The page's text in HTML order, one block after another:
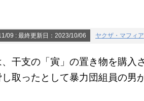
09 : 最終更新日：2023/10/06 ヤクザ・マフィア
干支の「寅」の置き物を購入
し取ったとして暴力団組員の男